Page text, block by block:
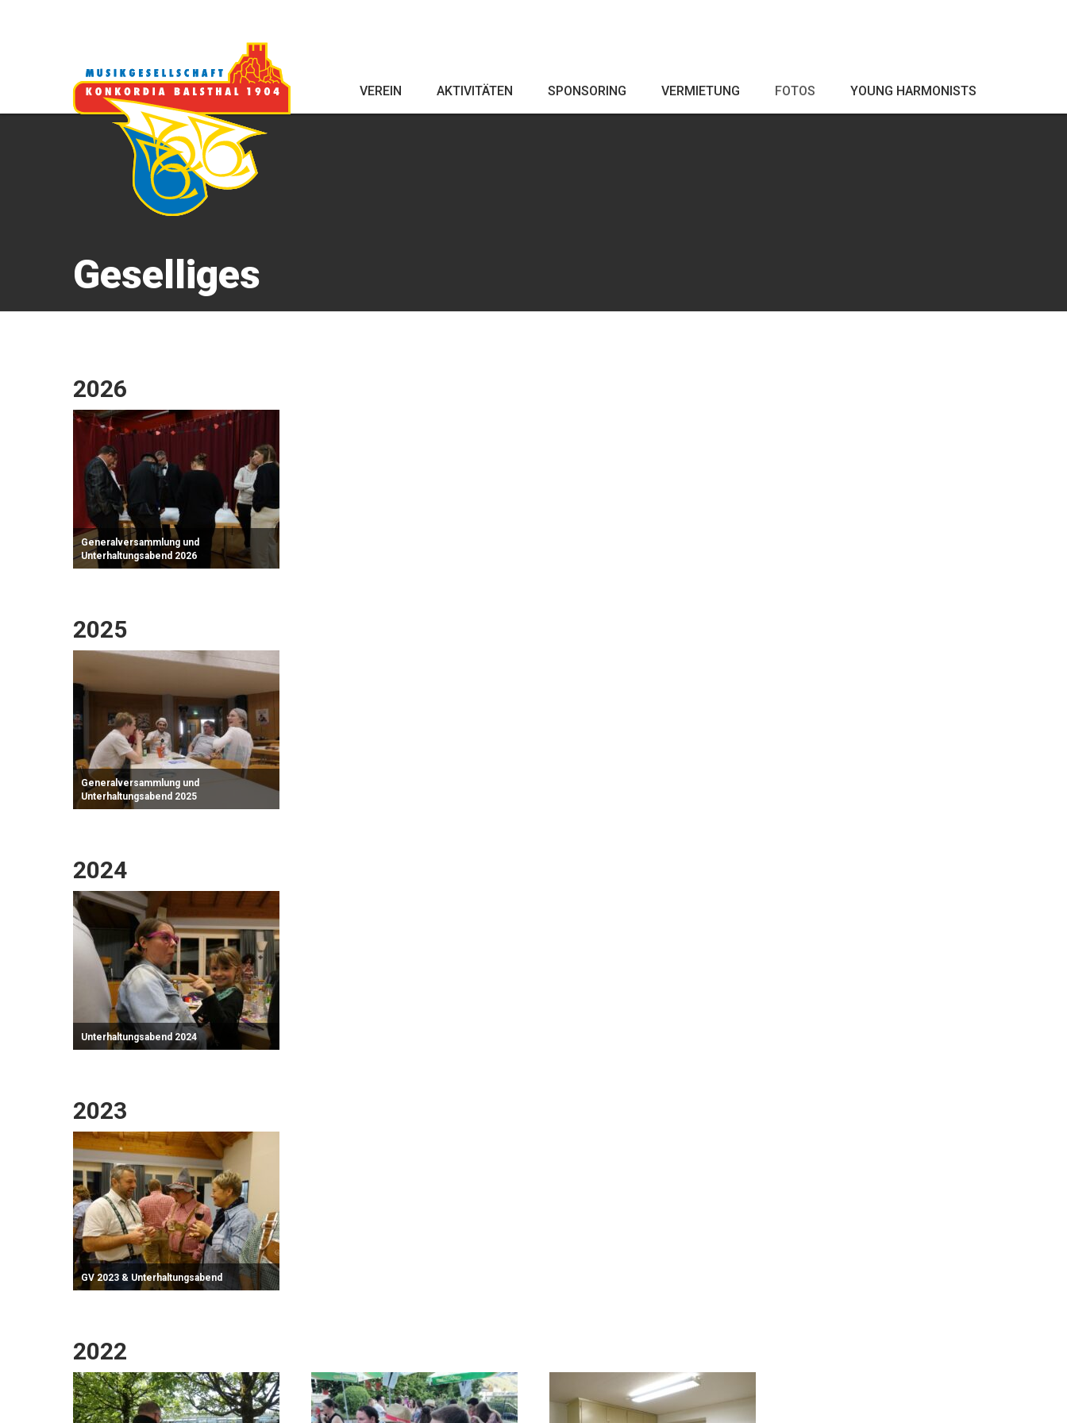
VEREIN AKTIVITÄTEN SPONSORING VERMIETUNG FOTOS YOUNG HARMONISTS
Geselliges
2026
Generalversammlung und
Unterhaltungsabend 2026
2025
Generalversammlung und
Unterhaltungsabend 2025
2024
Unterhaltungsabend 2024
2023
GV 2023 & Unterhaltungsabend
2022